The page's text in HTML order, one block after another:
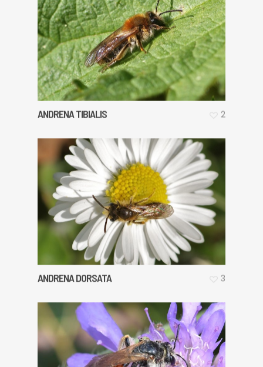
ANDRENA TIBIALIS 2
ANDRENA DORSATA 3